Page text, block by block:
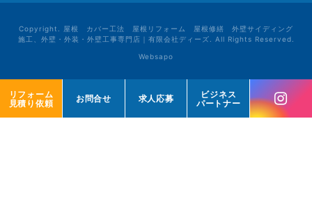
リフォーム
見積り依頼
お問合せ 求人応募
ビジネス
パートナー
リフォーム
見積り依頼
お問合せ 求人応募
ビジネス
パートナー
Copyright. 屋根 カバー工法 屋根リフォーム 屋根修繕 外壁サイディング
施工、外壁・外装・外壁工事専門店｜有限会社ディーズ. All Rights Reserved.
Websapo